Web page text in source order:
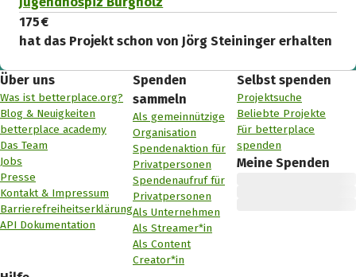
175 €
hat das Projekt schon von Jörg Steininger erhalten
Über uns
Was ist betterplace.org?
Blog & Neuigkeiten
betterplace academy
Das Team
Jobs
Presse
Kontakt & Impressum
Barrierefreiheitserklärung
API Dokumentation
Spenden
sammeln
Als gemeinnützige
Organisation
Spendenaktion für
Privatpersonen
Spendenaufruf für
Privatpersonen
Als Unternehmen
Als Streamer*in
Als Content
Creator*in
Selbst spenden
Projektsuche
Beliebte Projekte
Für betterplace
spenden
Meine Spenden